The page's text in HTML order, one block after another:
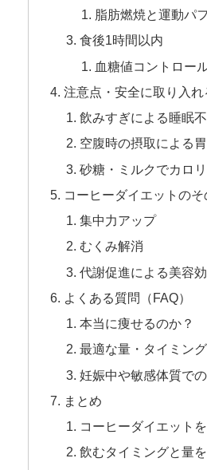
脂肪燃焼と運動パ
食後1時間以内
血糖値コントロー
注意点・安全に取り入れ
飲みすぎによる睡眠
空腹時の摂取による
砂糖・ミルクでカロ
コーヒーダイエットのそ
集中力アップ
むくみ解消
代謝促進による美容
よくある質問（FAQ）
本当に痩せるのか？
最適な量・タイミング
妊娠中や敏感体質で
まとめ
コーヒーダイエット
飲むタイミングと量